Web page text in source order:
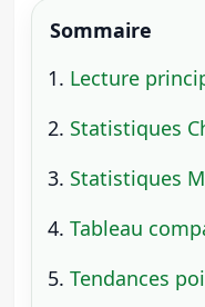
Sommaire
Lecture
Statistiques
Statistiques
Tableau
Tendances